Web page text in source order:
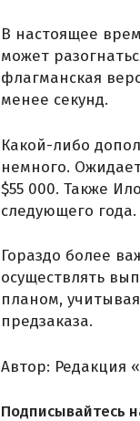
В настоящее
может
флагманская
менее секунд.
Какой-либо
немного.
$55 000. Также
следующего года.
Гораздо более
осуществлять
планом,
предзаказа.
Автор: Редакция
Подписывайтесь